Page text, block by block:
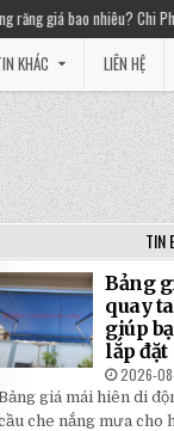
Phương Pháp Niềng
KHÁC LIÊN HỆ
TIN
Bảng
quay
giúp
lắp đặt
2026-
giá mái hiên di
che nắng mưa cho